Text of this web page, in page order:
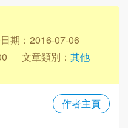
期：2016-07-06
文章類別： 其他
作者主頁